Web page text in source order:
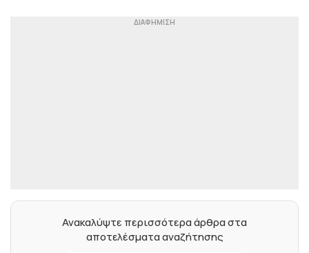
Ανακαλύψτε περισσότερα άρθρα στα
αποτελέσματα αναζήτησης